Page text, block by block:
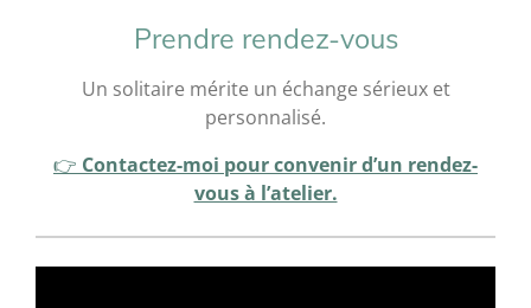
Prendre rendez-vous
Un solitaire mérite un échange sérieux et
personnalisé.
👉 Contactez-moi pour convenir d’un rendez-
vous à l’atelier.